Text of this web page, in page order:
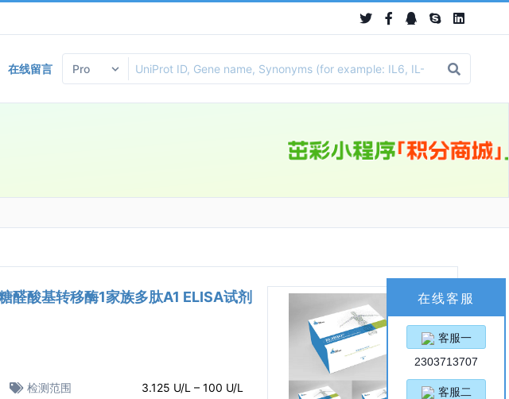
在线留言
醛酸基转移酶1家族多肽A1 ELISA试剂
检测范围
3.125 U/L – 100 U/L
在线客服
客服一
2303713707
客服二